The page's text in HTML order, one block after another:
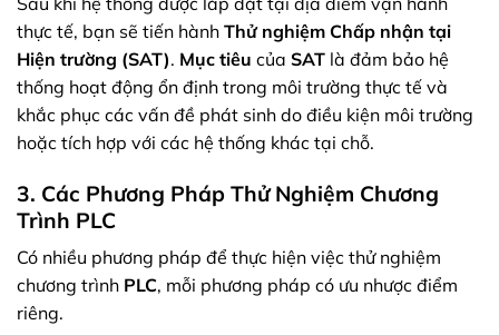
thực tế, bạn sẽ tiến hành Thử nghiệm Chấp nhận tại
Hiện trường (SAT). Mục tiêu của SAT là đảm bảo hệ
thống hoạt động ổn định trong môi trường thực tế và
khắc phục các vấn đề phát sinh do điều kiện môi trường
hoặc tích hợp với các hệ thống khác tại chỗ.
3. Các Phương Pháp Thử Nghiệm Chương
Trình PLC
Có nhiều phương pháp để thực hiện việc thử nghiệm
chương trình PLC, mỗi phương pháp có ưu nhược điểm
riêng.